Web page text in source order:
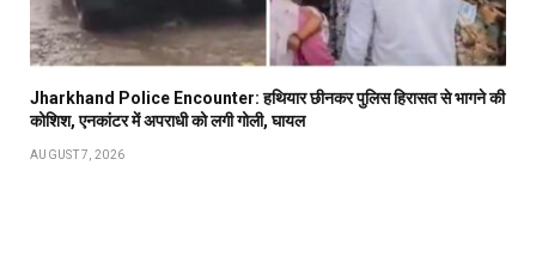
Jharkhand Police Encounter: हथियार छीनकर पुलिस हिरासत से भागने की
कोशिश, एनकांटर में अपराधी को लगी गोली, घायल
AUGUST 7, 2026